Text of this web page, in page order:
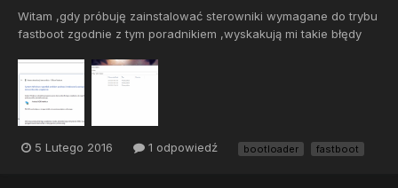
Witam ,gdy próbuję zainstalować sterowniki wymagane do trybu
fastboot zgodnie z tym poradnikiem ,wyskakują mi takie błędy
5 Lutego 2016 1 odpowiedź bootloader fastboot